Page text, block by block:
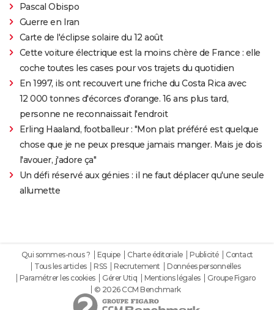
Pascal Obispo
Guerre en Iran
Carte de l'éclipse solaire du 12 août
Cette voiture électrique est la moins chère de France : elle
coche toutes les cases pour vos trajets du quotidien
En 1997, ils ont recouvert une friche du Costa Rica avec
12 000 tonnes d'écorces d'orange. 16 ans plus tard,
personne ne reconnaissait l'endroit
Erling Haaland, footballeur : "Mon plat préféré est quelque
chose que je ne peux presque jamais manger. Mais je dois
l'avouer, j'adore ça"
Un défi réservé aux génies : il ne faut déplacer qu'une seule
allumette
Qui sommes-nous ? Equipe Charte éditoriale Publicité
Contact
Tous les articles
RSS Recrutement
Données personnelles
Paramétrer les cookies
Gérer Utiq Mentions légales
Groupe Figaro
© 2026 CCM Benchmark